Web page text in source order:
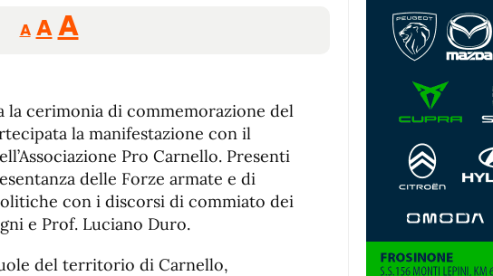
A
Reducir
tamaño
A Restablecer
tamaño
fuente
AAumentar
de
fuente.
la cerimonia di commemorazione del
la manifestazione con il
Pro Carnello. Presenti
delle Forze armate e di
con i discorsi di commiato dei
e Prof. Luciano Duro.
del territorio di Carnello,